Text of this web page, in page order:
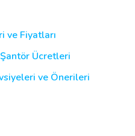
ve Fiyatları
Ücretleri
ve Önerileri